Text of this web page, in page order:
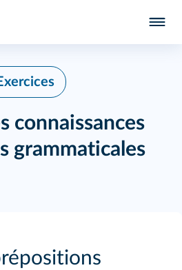
connaissances
grammaticales